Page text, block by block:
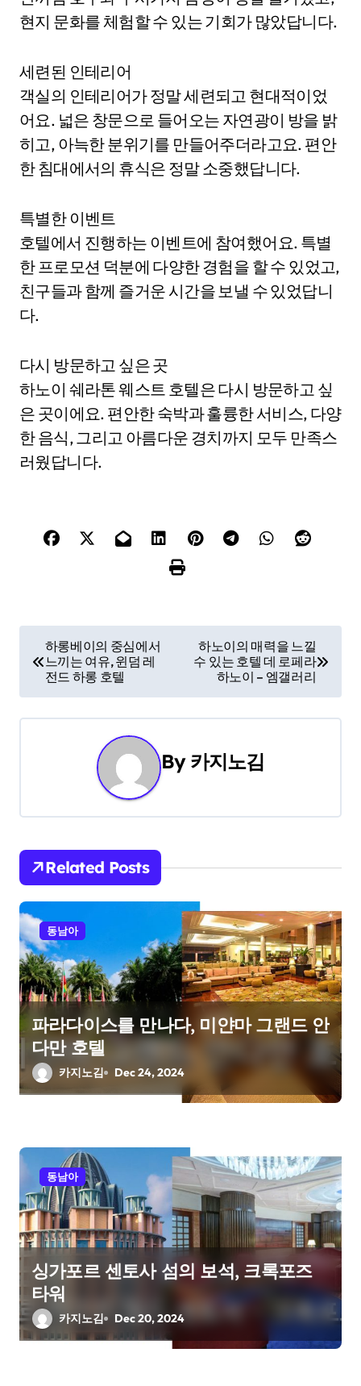
현지 문화를 체험할 수 있는 기회가 많았답니다.
세련된 인테리어
객실의 인테리어가 정말 세련되고 현대적이었
어요. 넓은 창문으로 들어오는 자연광이 방을 밝
히고, 아늑한 분위기를 만들어주더라고요. 편안
한 침대에서의 휴식은 정말 소중했답니다.
특별한 이벤트
호텔에서 진행하는 이벤트에 참여했어요. 특별
한 프로모션 덕분에 다양한 경험을 할 수 있었고,
친구들과 함께 즐거운 시간을 보낼 수 있었답니
다.
다시 방문하고 싶은 곳
하노이 쉐라톤 웨스트 호텔은 다시 방문하고 싶
은 곳이에요. 편안한 숙박과 훌륭한 서비스, 다양
한 음식, 그리고 아름다운 경치까지 모두 만족스
러웠답니다.
s
a
i
g
a
t
i
o
n
하롱베이의 중심에서
느끼는 여유, 윈덤 레
전드 하롱 호텔
하노이의 매력을 느낄
수 있는 호텔 데 로페라
하노이 – 엠갤러리
By 카지노김
Related Posts
동남아
파라다이스를 만나다, 미얀마 그랜드 안
다만 호텔
카지노김 Dec 24, 2024
동남아
싱가포르 센토사 섬의 보석, 크록포즈
타워
카지노김 Dec 20, 2024